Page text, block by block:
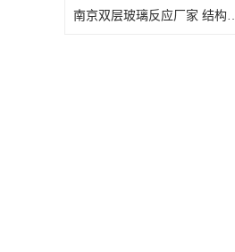
南京双层玻璃反应厂家 结构